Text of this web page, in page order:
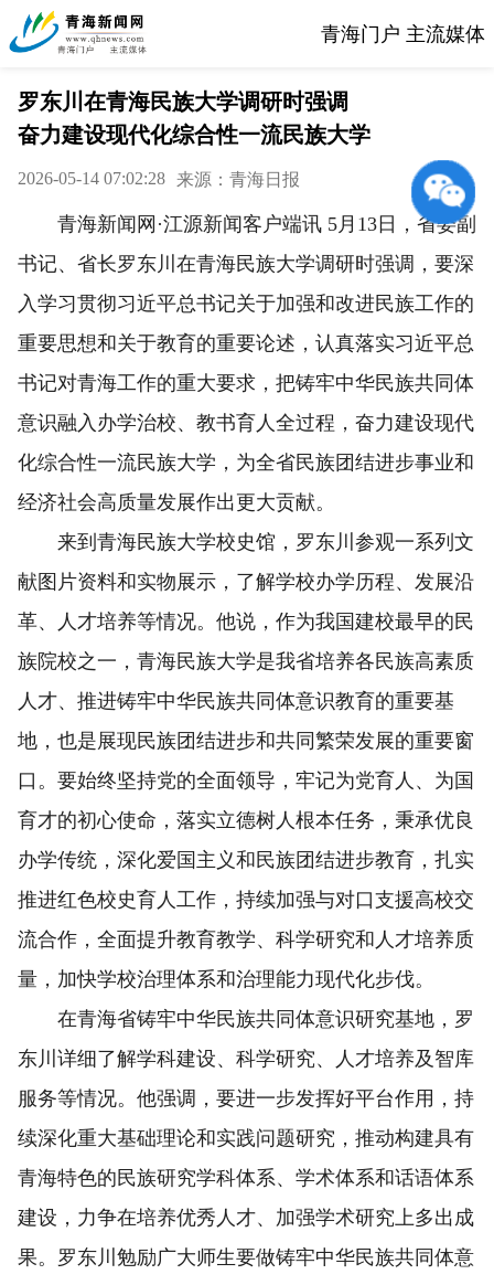
青海门户 主流媒体
罗东川在青海民族大学调研时强调
奋力建设现代化综合性一流民族大学
2026-05-14 07:02:28 来源：青海日报
青海新闻网·江源新闻客户端讯 5月13日，省委副
书记、省长罗东川在青海民族大学调研时强调，要深
入学习贯彻习近平总书记关于加强和改进民族工作的
重要思想和关于教育的重要论述，认真落实习近平总
书记对青海工作的重大要求，把铸牢中华民族共同体
意识融入办学治校、教书育人全过程，奋力建设现代
化综合性一流民族大学，为全省民族团结进步事业和
经济社会高质量发展作出更大贡献。
来到青海民族大学校史馆，罗东川参观一系列文
献图片资料和实物展示，了解学校办学历程、发展沿
革、人才培养等情况。他说，作为我国建校最早的民
族院校之一，青海民族大学是我省培养各民族高素质
人才、推进铸牢中华民族共同体意识教育的重要基
地，也是展现民族团结进步和共同繁荣发展的重要窗
口。要始终坚持党的全面领导，牢记为党育人、为国
育才的初心使命，落实立德树人根本任务，秉承优良
办学传统，深化爱国主义和民族团结进步教育，扎实
推进红色校史育人工作，持续加强与对口支援高校交
流合作，全面提升教育教学、科学研究和人才培养质
量，加快学校治理体系和治理能力现代化步伐。
在青海省铸牢中华民族共同体意识研究基地，罗
东川详细了解学科建设、科学研究、人才培养及智库
服务等情况。他强调，要进一步发挥好平台作用，持
续深化重大基础理论和实践问题研究，推动构建具有
青海特色的民族研究学科体系、学术体系和话语体系
建设，力争在培养优秀人才、加强学术研究上多出成
果。罗东川勉励广大师生要做铸牢中华民族共同体意